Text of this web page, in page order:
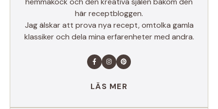
här receptbloggen.
Jag älskar att prova nya recept, omtolka gamla
klassiker och dela mina erfarenheter med andra.
LÄS MER